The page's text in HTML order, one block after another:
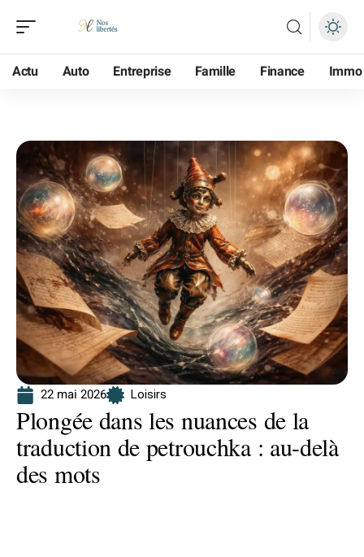
Actu Auto Entreprise Famille Finance Immo
22 mai 2026 Loisirs
Plongée dans les nuances de la
traduction de petrouchka : au-delà
des mots